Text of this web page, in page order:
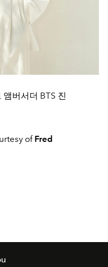
버서더 BTS 진
of Fred